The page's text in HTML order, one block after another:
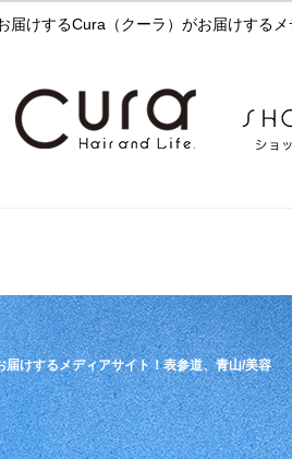
届けするCura（クーラ）がお届けする
けするメディアサイト！表参道、青山/美容